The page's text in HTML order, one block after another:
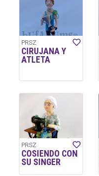
PRSZ
CIRUJANA Y
ATLETA
PRSZ
COSIENDO CON
SU SINGER